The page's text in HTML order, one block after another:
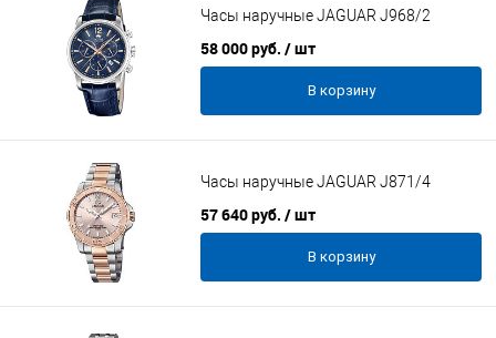
Часы наручные JAGUAR J968/2
58 000 руб. / шт
В корзину
Часы наручные JAGUAR J871/4
57 640 руб. / шт
В корзину